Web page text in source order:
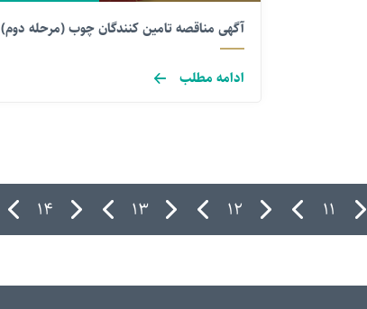
آگهی مناقصه تامین کنندگان چوب (مرحله دوم)
ادامه مطلب
۱۱ ۱۲ ۱۳ ۱۴